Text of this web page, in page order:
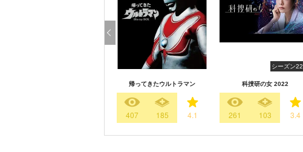
帰ってきたウルトラマン
407 185 4.1
シーズン22
科捜研の女 2022
261 103 3.4